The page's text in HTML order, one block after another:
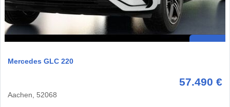
Mercedes GLC 220
57.490 €
Aachen, 52068